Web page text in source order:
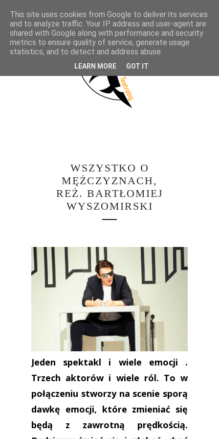
WSZYSTKO O
MĘŻCZYZNACH,
REŻ. BARTŁOMIEJ
WYSZOMIRSKI
Jeden spektakl i wiele emocji .
Trzech aktorów i wiele ról. To w
połączeniu stworzy na scenie sporą
dawkę emocji, które zmieniać się
będą z zawrotną prędkością.
This site uses cookies from Google to deliver its services
and to analyze traffic. Your IP address and user-agent are
shared with Google along with performance and security
metrics to ensure quality of service, generate usage
statistics, and to detect and address abuse.
LEARN MORE GOT IT